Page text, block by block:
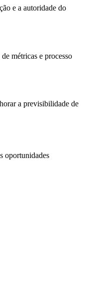
e a autoridade do
métricas e processo
a previsibilidade de
oportunidades